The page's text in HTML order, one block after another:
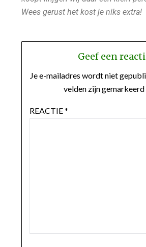
Wees gerust het kost je niks extra!
Geef een
Je e-mailadres wordt niet
velden zijn
REACTIE*